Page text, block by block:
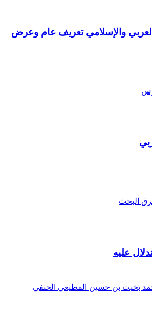
والإسلامي تعريف عام وعرض
عليه
بخيت بن حسين المطيعي الحنفي